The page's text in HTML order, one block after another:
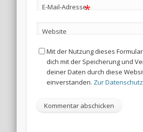
E-Mail-Adresse*
Website
Mit der Nutzung dieses
dich mit der Speicherung und
deiner Daten durch diese
einverstanden. Zur